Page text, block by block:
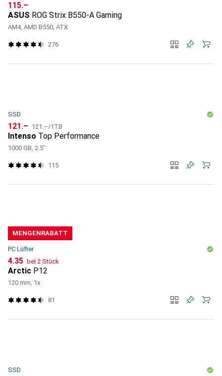
CHF
115.–
ASUS ROG Strix B550-A Gaming
AM4, AMD B550, ATX
276
SSD
CHF
121.– CHF
121.–/1TB
Intenso Top Performance
1000 GB, 2.5"
115
MENGENRABATT
PC Lüfter
CHF
4.35 bei 2 Stück
Arctic P12
120 mm, 1x
81
SSD